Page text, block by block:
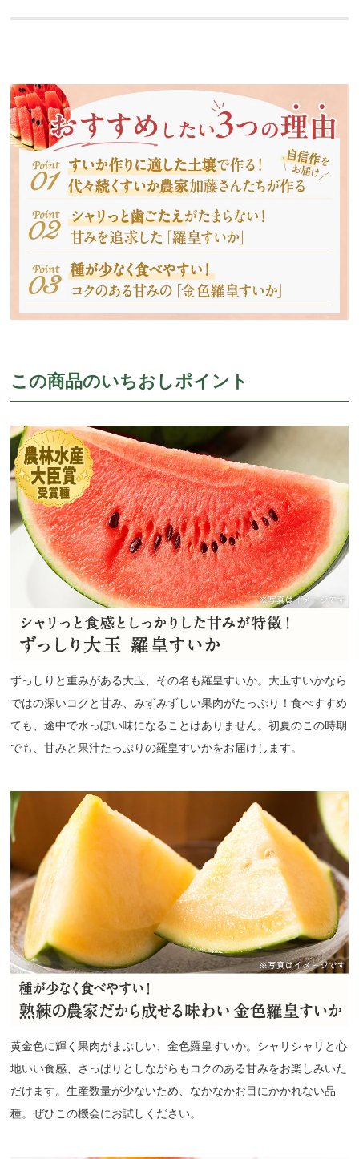
この商品のいちおしポイント
ずっしりと重みがある大玉、その名も羅皇すいか。大玉すいかなら
ではの深いコクと甘み、みずみずしい果肉がたっぷり！食べすすめ
ても、途中で水っぽい味になることはありません。初夏のこの時期
でも、甘みと果汁たっぷりの羅皇すいかをお届けします。
黄金色に輝く果肉がまぶしい、金色羅皇すいか。シャリシャリと心
地いい食感、さっぱりとしながらもコクのある甘みをお楽しみいた
だけます。生産数量が少ないため、なかなかお目にかかれない品
種。ぜひこの機会にお試しください。